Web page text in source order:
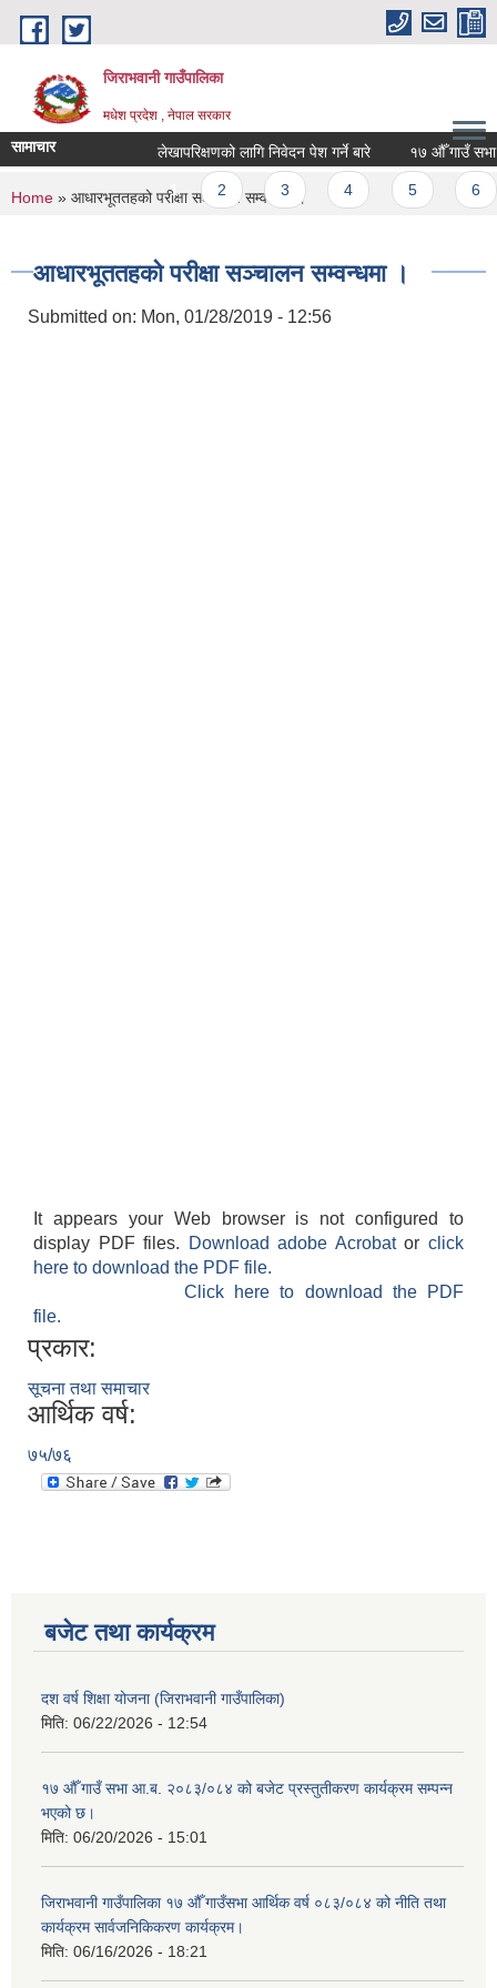
Skip to main content
जिराभवानी गाउँपालिका
मधेश प्रदेश , नेपाल सरकार
सामाचार लेखापरिक्षणको लागि निवेदन पेश गर्ने बारे १७ औँ गाउँ सभा
Pages
1 2 3
You are here
Home » आधारभूततहको परीक्षा सञ्चालन सम्वन्धमा ।
आधारभूततहको परीक्षा सञ्चालन सम्वन्धमा ।
Submitted on: Mon, 01/28/2019 - 12:56
It appears your Web browser is not configured to
display PDF files.
Download adobe Acrobatorclick
here to download the PDF file.
Click here to download the PDF
file.
प्रकार:
सूचना तथा समाचार
आर्थिक वर्ष:
७५/७६
बजेट तथा कार्यक्रम
दश वर्ष शिक्षा योजना (जिराभवानी गाउँपालिका)
मिति: 06/22/2026 - 12:54
१७ औँ गाउँ सभा आ.ब. २०८३/०८४ को बजेट प्रस्तुतीकरण कार्यक्रम सम्पन्न
भएको छ।
मिति: 06/20/2026 - 15:01
जिराभवानी गाउँपालिका १७ औँ गाउँसभा आर्थिक वर्ष ०८३/०८४ को नीति तथा
कार्यक्रम सार्वजनिकिकरण कार्यक्रम।
मिति: 06/16/2026 - 18:21